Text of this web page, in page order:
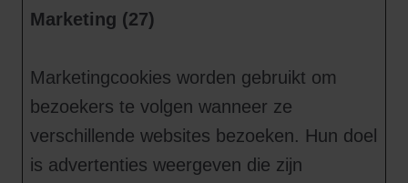
Marketing (27)
Marketingcookies worden gebruikt om
bezoekers te volgen wanneer ze
verschillende websites bezoeken. Hun doel
is advertenties weergeven die zijn